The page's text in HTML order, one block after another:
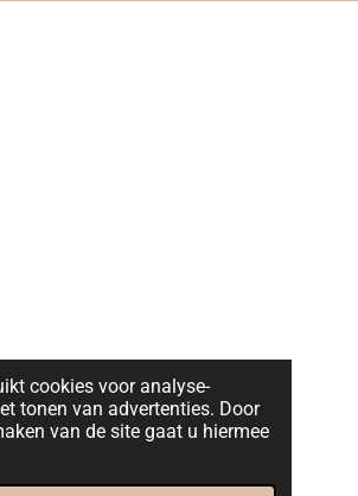
cookies voor analyse-
tonen van advertenties. Door
van de site gaat u hiermee